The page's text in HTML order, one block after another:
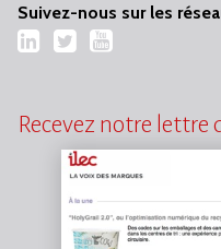
Suivez-nous sur les
LinkedIn
TwitterYouTube
Recevez notre lettre